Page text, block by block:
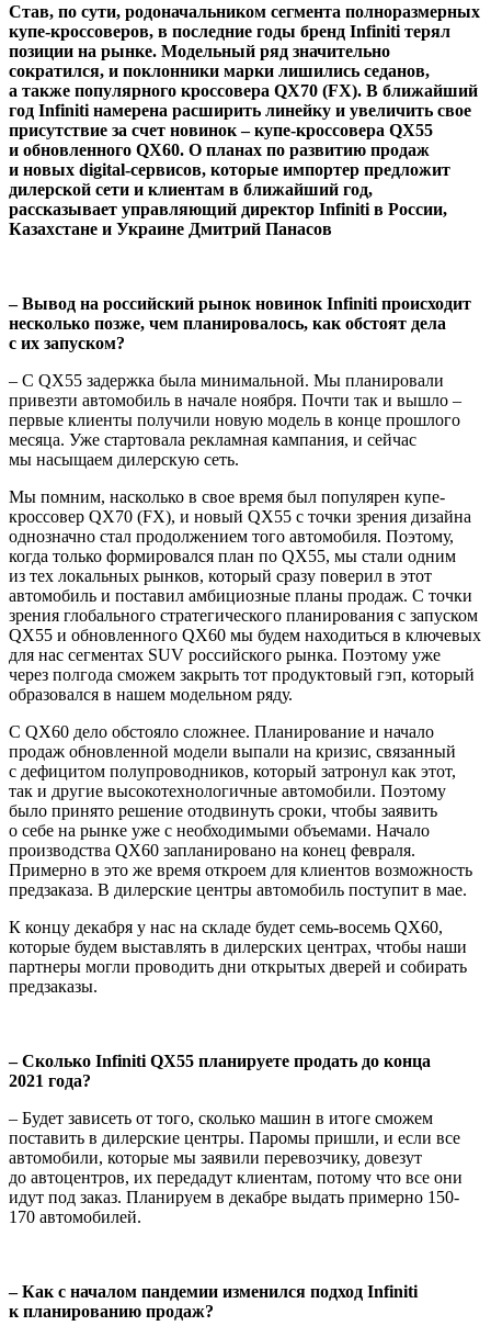
Став, по сути, родоначальником сегмента полноразмерных
купе-кроссоверов, в последние годы бренд Infiniti терял
позиции на рынке. Модельный ряд значительно
сократился, и поклонники марки лишились седанов,
а также популярного кроссовера QX70 (FX). В ближайший
год Infiniti намерена расширить линейку и увеличить свое
присутствие за счет новинок – купе-кроссовера QX55
и обновленного QX60. О планах по развитию продаж
и новых digital-сервисов, которые импортер предложит
дилерской сети и клиентам в ближайший год,
рассказывает управляющий директор Infiniti в России,
Казахстане и Украине Дмитрий Панасов
– Вывод на российский рынок новинок Infiniti происходит
несколько позже, чем планировалось, как обстоят дела
с их запуском?
– С QX55 задержка была минимальной. Мы планировали
привезти автомобиль в начале ноября. Почти так и вышло –
первые клиенты получили новую модель в конце прошлого
месяца. Уже стартовала рекламная кампания, и сейчас
мы насыщаем дилерскую сеть.
Мы помним, насколько в свое время был популярен купе-
кроссовер QX70 (FX), и новый QX55 с точки зрения дизайна
однозначно стал продолжением того автомобиля. Поэтому,
когда только формировался план по QX55, мы стали одним
из тех локальных рынков, который сразу поверил в этот
автомобиль и поставил амбициозные планы продаж. С точки
зрения глобального стратегического планирования с запуском
QX55 и обновленного QX60 мы будем находиться в ключевых
для нас сегментах SUV российского рынка. Поэтому уже
через полгода сможем закрыть тот продуктовый гэп, который
образовался в нашем модельном ряду.
С QX60 дело обстояло сложнее. Планирование и начало
продаж обновленной модели выпали на кризис, связанный
с дефицитом полупроводников, который затронул как этот,
так и другие высокотехнологичные автомобили. Поэтому
было принято решение отодвинуть сроки, чтобы заявить
о себе на рынке уже с необходимыми объемами. Начало
производства QX60 запланировано на конец февраля.
Примерно в это же время откроем для клиентов возможность
предзаказа. В дилерские центры автомобиль поступит в мае.
К концу декабря у нас на складе будет семь-восемь QX60,
которые будем выставлять в дилерских центрах, чтобы наши
партнеры могли проводить дни открытых дверей и собирать
предзаказы.
– Сколько Infiniti QX55 планируете продать до конца
2021 года?
– Будет зависеть от того, сколько машин в итоге сможем
поставить в дилерские центры. Паромы пришли, и если все
автомобили, которые мы заявили перевозчику, довезут
до автоцентров, их передадут клиентам, потому что все они
идут под заказ. Планируем в декабре выдать примерно 150-
170 автомобилей.
– Как с началом пандемии изменился подход Infiniti
к планированию продаж?